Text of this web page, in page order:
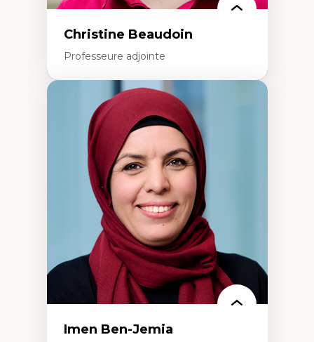
Christine Beaudoin
Professeure adjointe
Expertises
Méthodes de recherche
Acteurs plus qu'humains
Approches socio-écologiques
Conservation de la biodiversité
Collaboration et méthodes participatives
Études des sciences
Relations humain-environnement
Transdisciplinarité
Imen Ben-Jemia